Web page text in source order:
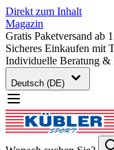
Direkt zum Inhalt
Magazin
Gratis Paketversand ab
Sicheres Einkaufen mit
Individuelle Beratung &
Deutsch (DE)